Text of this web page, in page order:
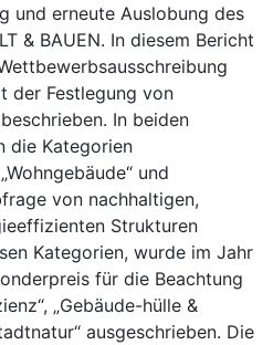
und erneute Auslobung des
& BAUEN. In diesem Bericht
der Festlegung von
In beiden
die Kategorien
und
von nachhaltigen,
Strukturen
Kategorien, wurde im Jahr
für die Beachtung
„Gebäude-hülle &
ausgeschrieben. Die